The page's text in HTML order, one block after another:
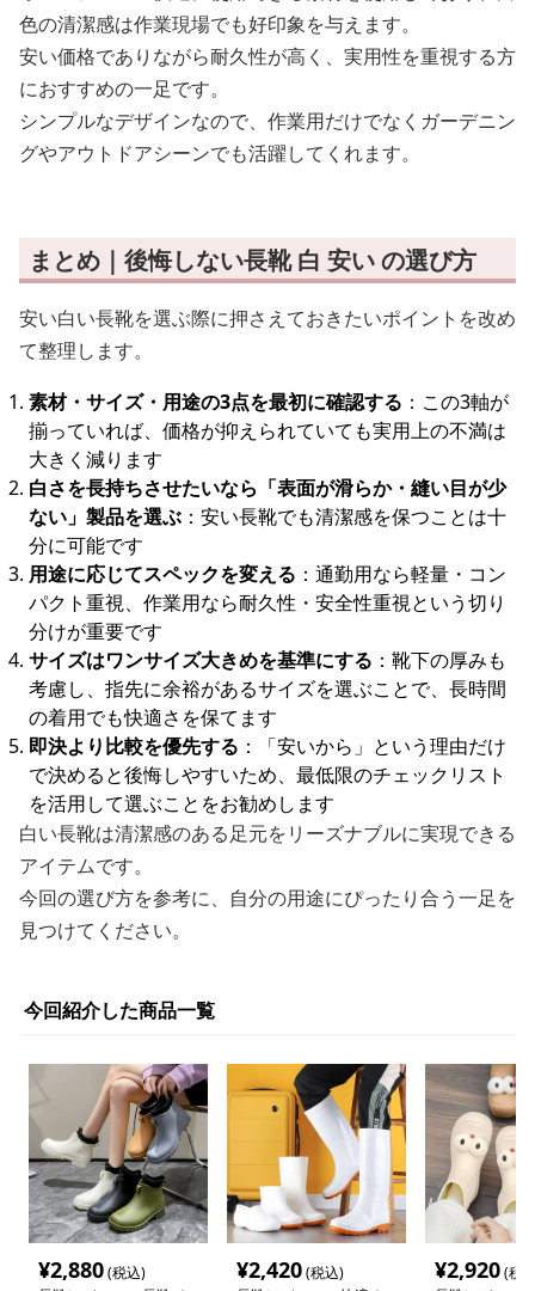
色の清潔感は作業現場でも好印象を与えます。
安い価格でありながら耐久性が高く、実用性を重視する方
におすすめの一足です。
シンプルなデザインなので、作業用だけでなくガーデニン
グやアウトドアシーンでも活躍してくれます。
まとめ｜後悔しない長靴 白 安い の選び方
安い白い長靴を選ぶ際に押さえておきたいポイントを改め
て整理します。
素材・サイズ・用途の3点を最初に確認する ：この3軸が
揃っていれば、価格が抑えられていても実用上の不満は
大きく減ります
白さを長持ちさせたいなら「表面が滑らか・縫い目が少
ない」製品を選ぶ ：安い長靴でも清潔感を保つことは十
分に可能です
用途に応じてスペックを変える ：通勤用なら軽量・コン
パクト重視、作業用なら耐久性・安全性重視という切り
分けが重要です
サイズはワンサイズ大きめを基準にする ：靴下の厚みも
考慮し、指先に余裕があるサイズを選ぶことで、長時間
の着用でも快適さを保てます
即決より比較を優先する ：「安いから」という理由だけ
で決めると後悔しやすいため、最低限のチェックリスト
を活用して選ぶことをお勧めします
白い長靴は清潔感のある足元をリーズナブルに実現できる
アイテムです。
今回の選び方を参考に、自分の用途にぴったり合う一足を
見つけてください。
今回紹介した商品一覧
¥2,880(税込)
¥2,420(税込)
¥2,920(税